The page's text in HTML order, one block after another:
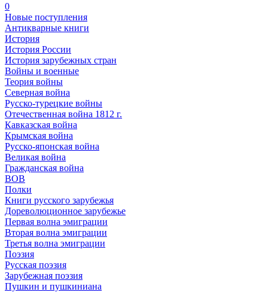
0
Новые поступления
Антикварные книги
История
История России
История зарубежных стран
Войны и военные
Теория войны
Северная война
Русско-турецкие войны
Отечественная война 1812 г.
Кавказская война
Крымская война
Русско-японская война
Великая война
Гражданская война
ВОВ
Полки
Книги русского зарубежья
Дореволюционное зарубежье
Первая волна эмиграции
Вторая волна эмиграции
Третья волна эмиграции
Поэзия
Русская поэзия
Зарубежная поэзия
Пушкин и пушкиниана